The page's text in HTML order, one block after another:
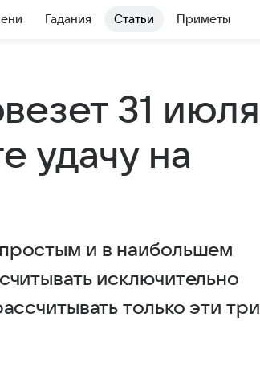
Гадания Статьи Приметы
31 июля
удачу на
и в наибольшем
исключительно
только эти три